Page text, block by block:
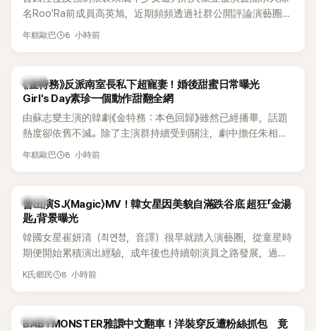
名Roo'Ra前成員高英旭，近期頻頻透過社群公開評論演藝圈人
士，接連點名多位藝人引發爭議。這次他將矛頭指向演員柳秀
年糕歐巴 8 小時前
韓星
《金特務》反派南室長私下超寵妻！婚後甜蜜日常曝光
Girl's Day素珍一個動作甜翻全網
由蘇志燮主演的韓劇《金特務：本色回歸》雖然已經播畢，話題
熱度卻依舊不減。除了主演群持續受到關注，劇中擔任朱相昱
「左右手」的冷血反派「南室長」，也憑著狠辣手段與強烈壓迫感成
倆婚後甜蜜日常近日曝光，超閃互動讓觀眾直呼太甜。
年糕歐巴 8 小時前
韓星
曾出演SJ〈Magic〉MV！韓女星因美貌自滿跌谷底 超狂「金湯
匙」背景曝光
韓國女星崔妍清（최연청，音譯）很早就踏入演藝圈，從童星時
期便開始累積演出經驗，成年後也持續朝演員之路發展，過去
更曾出演Super Junior歌曲〈Magic〉MV。近日她登上JTBC綜藝
K氏鄉民 8 小時前
K-POP
BABYMONSTER雅譞中文翻車！洋裝穿反遭粉絲抓包 竟